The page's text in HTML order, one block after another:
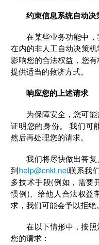
约束信息系统自动决
在某些业务功能中
在内的非人工自动决策
影响您的合法权益，您
提供适当的救济方式。
响应您的上述请求
为保障安全，您可
证明您的身份。 我们可
然后再处理您的请求。
我们将尽快做出答
到help@cnki.net联系我
多技术手段(例如，需要
惯例)、给他人合法权益
求，我们可能会予以拒绝。
在以下情形中，按
您的请求：